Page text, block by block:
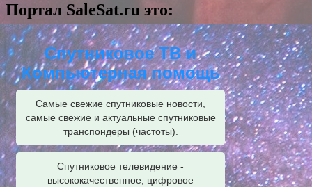
Портал SaleSat.ru это:
Спутниковое ТВ и
Компьютерная помощь
Самые свежие спутниковые новости,
самые свежие и актуальные спутниковые
транспондеры (частоты).
Спутниковое телевидение -
высококачественное, цифровое